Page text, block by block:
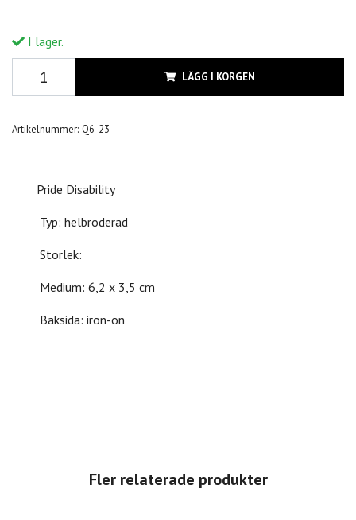
I lager.
LÄGG I KORGEN
Artikelnummer: Q6-23
Pride Disability
Typ: helbroderad
Storlek:
Medium: 6,2 x 3,5 cm
Baksida: iron-on